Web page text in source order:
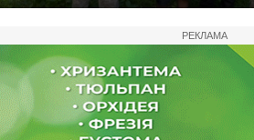
РЕКЛАМА